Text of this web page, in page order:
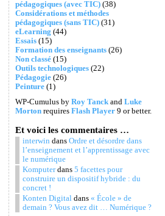
pédagogiques (avec TIC)(38)
Considérations et méthodes
pédagogiques (sans TIC)(31)
eLearning (44)
Essais(15)
Formation des enseignants(26)
Non classé(15)
Outils technologiques(22)
Pédagogie(26)
Peinture(1)
WP-Cumulus by Roy Tanckand Luke
Mortonrequires Flash Player9 or better.
Et voici les commentaires …
interwin dans Ordre et désordre dans
l’enseignement et l’apprentissage avec
le numérique
Komputerdans 5 facettes pour
construire un dispositif hybride : du
concret !
Konten Digitaldans « École » de
demain ? Vous avez dit … Numérique ?